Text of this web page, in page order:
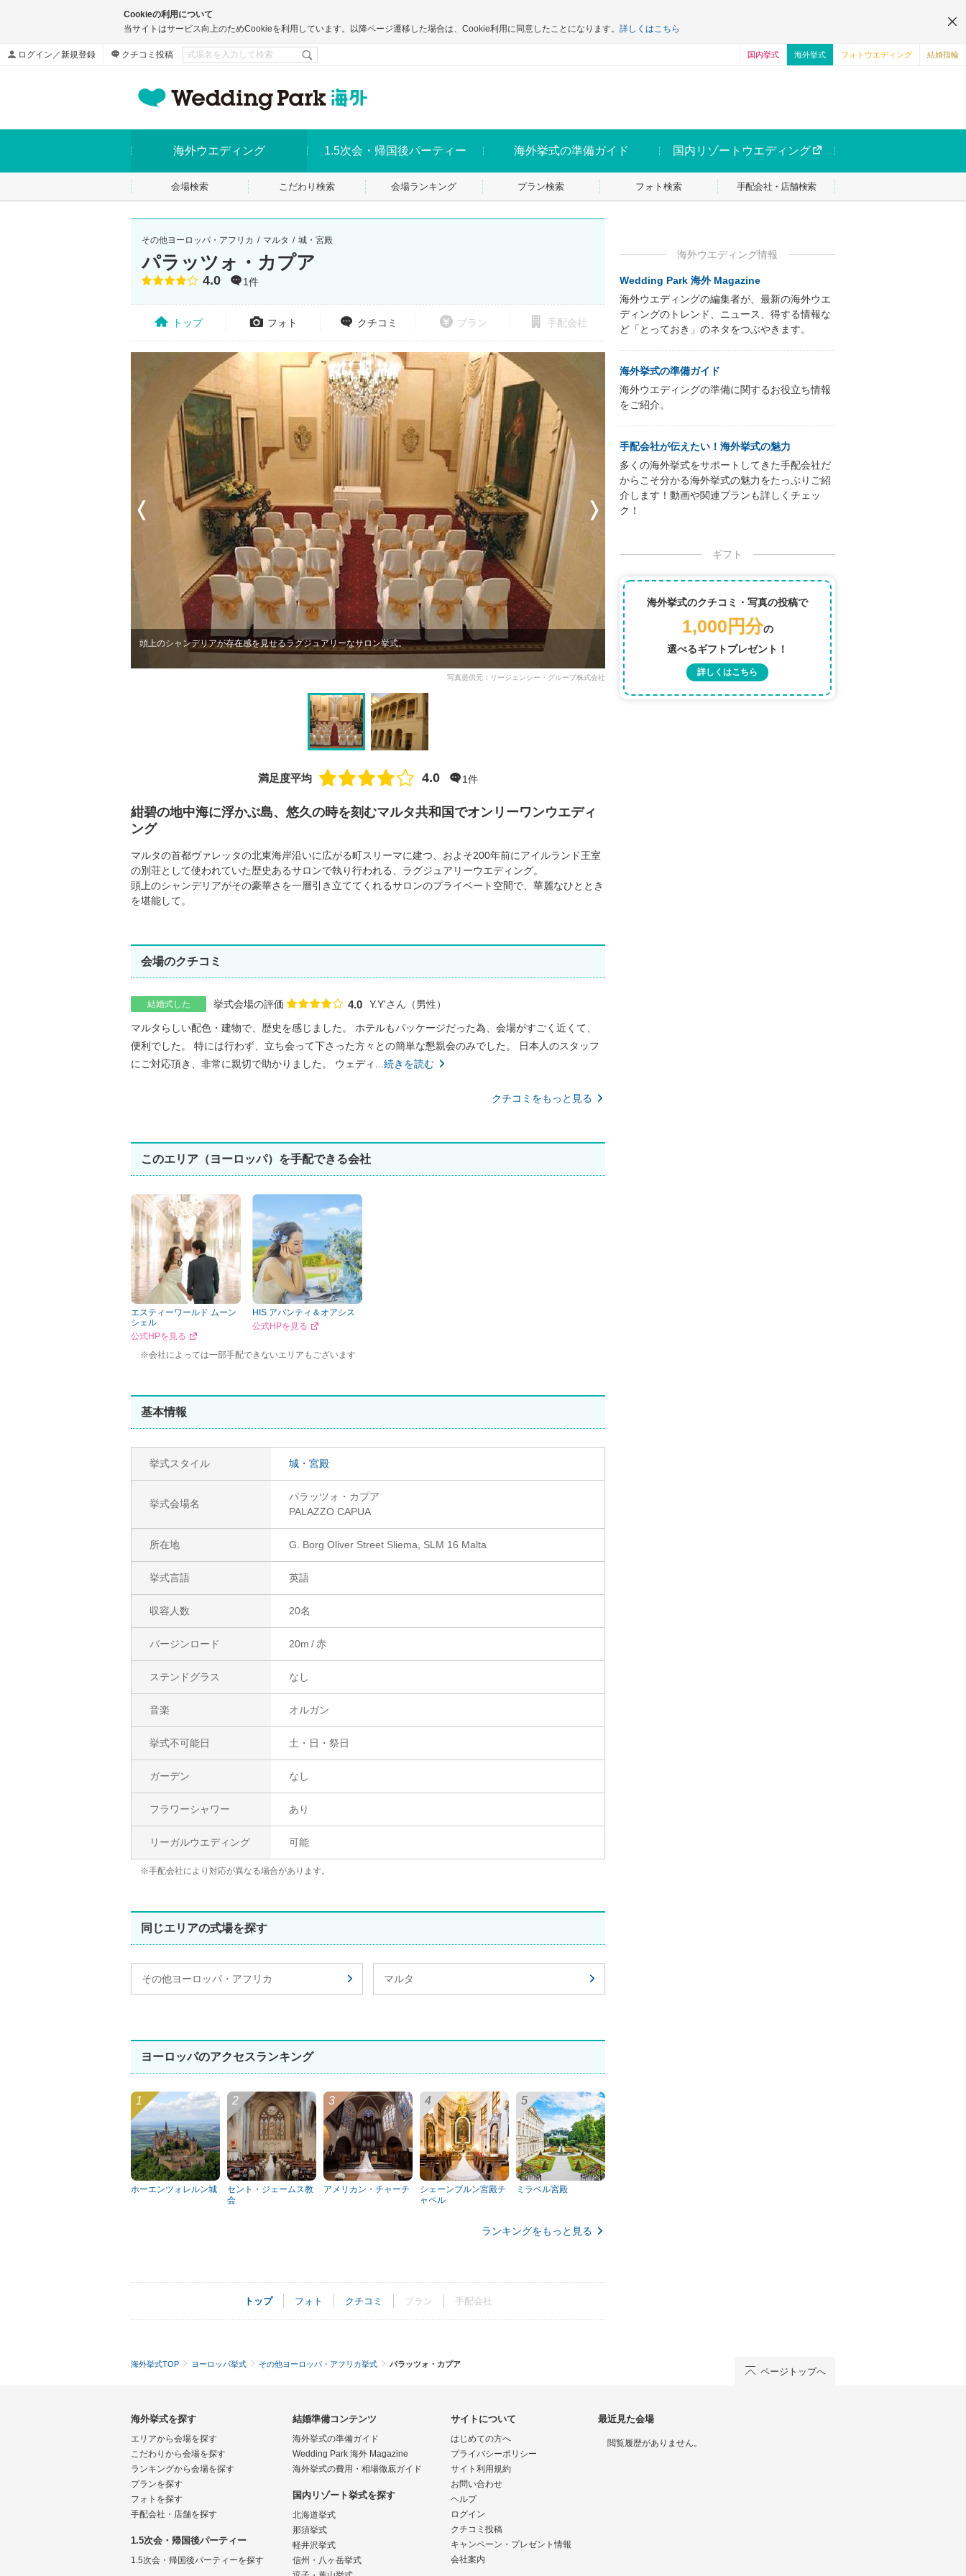
Cookieの利用について
当サイトはサービス向上のためCookieを利用しています。以降ページ遷移した場合は、Cookie利用に同意したことになります。 詳しくはこちら
ログイン／新規登録 クチコミ投稿 国内挙式 海外挙式 フォトウエディング 結婚指輪
海外ウエディング 1.5次会・帰国後パーティー 海外挙式の準備ガイド 国内リゾートウエディング
会場検索 こだわり検索 会場ランキング プラン検索 フォト検索 手配会社・店舗検索
その他ヨーロッパ・アフリカ マルタ 城・宮殿
パラッツォ・カプア
点数
4.0 1件
トップ フォト クチコミ プラン 手配会社
頭上のシャンデリアが存在感を見せるラグジュアリーなサロン挙式。
写真提供元：リージェンシー・グループ株式会社
地中海の真ん中にある注目の小国マルタでの挙式。
満足度平均 点数
4.0 1件
紺碧の地中海に浮かぶ島、悠久の時を刻むマルタ共和国でオンリーワンウエディ
ング
マルタの首都ヴァレッタの北東海岸沿いに広がる町スリーマに建つ、およそ200年前にアイルランド王室
の別荘として使われていた歴史あるサロンで執り行われる、ラグジュアリーウエディング。
頭上のシャンデリアがその豪華さを一層引き立ててくれるサロンのプライベート空間で、華麗なひととき
を堪能して。
会場のクチコミ
結婚式した 挙式会場の評価 点数
4.0 Y.Y'さん 男性
マルタらしい配色・建物で、歴史を感じました。 ホテルもパッケージだった為、会場がすごく近くて、
便利でした。 特には行わず、立ち会って下さった方々との簡単な懇親会のみでした。 日本人のスタッフ
にご対応頂き、非常に親切で助かりました。 ウェディ...続きを読む
クチコミをもっと見る
このエリア（ヨーロッパ）を手配できる会社
エスティーワールド ムーン
シェル
公式HPを見る
HIS アバンティ＆オアシス
公式HPを見る
※会社によっては一部手配できないエリアもございます
基本情報
挙式スタイル 城・宮殿
挙式会場名
パラッツォ・カプア
PALAZZO CAPUA
所在地 G. Borg Oliver Street Sliema, SLM 16 Malta
挙式言語 英語
収容人数 20名
バージンロード 20m 赤
ステンドグラス なし
音楽 オルガン
挙式不可能日 土・日・祭日
ガーデン なし
フラワーシャワー あり
リーガルウエディング 可能
※手配会社により対応が異なる場合があります。
同じエリアの式場を探す
その他ヨーロッパ・アフリカ マルタ
ヨーロッパのアクセスランキング
ホーエンツォレルン城
セント・ジェームス教
会
アメリカン・チャーチ
シェーンブルン宮殿チ
ャペル
ミラベル宮殿
ランキングをもっと見る
トップ フォト クチコミ プラン 手配会社
海外ウエディング情報
Wedding Park 海外 Magazine
海外ウエディングの編集者が、最新の海外ウエ
ディングのトレンド、ニュース、得する情報な
ど「とっておき」のネタをつぶやきます。
海外挙式の準備ガイド
海外ウエディングの準備に関するお役立ち情報
をご紹介。
手配会社が伝えたい！海外挙式の魅力
多くの海外挙式をサポートしてきた手配会社だ
からこそ分かる海外挙式の魅力をたっぷりご紹
介します！動画や関連プランも詳しくチェッ
ク！
ギフト
海外挙式のクチコミ・写真の投稿で
1,000円分の
選べるギフトプレゼント！
詳しくはこちら
海外挙式TOP ヨーロッパ挙式 その他ヨーロッパ・アフリカ挙式 パラッツォ・カプア
海外挙式を探す
エリアから会場を探す
こだわりから会場を探す
ランキングから会場を探す
プランを探す
フォトを探す
手配会社・店舗を探す
1.5次会・帰国後パーティー
1.5次会・帰国後パーティーを探す
結婚準備コンテンツ
海外挙式の準備ガイド
Wedding Park 海外 Magazine
海外挙式の費用・相場徹底ガイド
国内リゾート挙式を探す
北海道挙式
那須挙式
軽井沢挙式
信州・八ヶ岳挙式
サイトについて
はじめての方へ
プライバシーポリシー
サイト利用規約
お問い合わせ
ヘルプ
ログイン
クチコミ投稿
キャンペーン・プレゼント情報
会社案内
最近見た会場
閲覧履歴がありません。
ページトップへ